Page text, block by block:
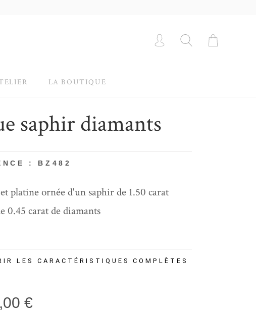
LA BOUTIQUE
saphir diamants
: BZ482
platine ornée d'un saphir de 1.50 carat
0.45 carat de diamants
LES CARACTÉRISTIQUES COMPLÈTES
€